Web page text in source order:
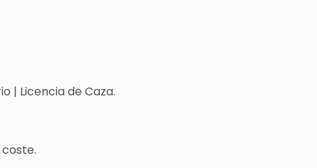
| Licencia de Caza.